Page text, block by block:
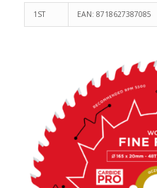
1ST EAN: 8718627387085